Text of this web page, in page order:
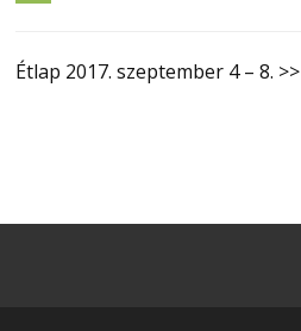
Étlap 2017. szeptember 4 – 8. >>